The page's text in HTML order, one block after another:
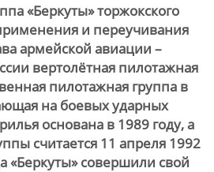
«Беркуты» торжокского
и переучивания
армейской авиации –
вертолётная пилотажная
пилотажная группа в
на боевых ударных
основана в 1989 году, а
считается 11 апреля 1992
«Беркуты» совершили свой